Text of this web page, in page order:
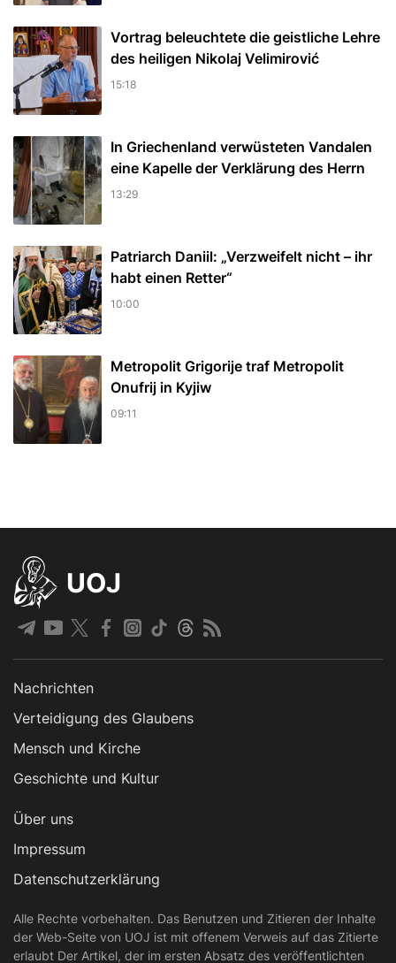
Vortrag beleuchtete die geistliche Lehre
des heiligen Nikolaj Velimirović
15:18
In Griechenland verwüsteten Vandalen
eine Kapelle der Verklärung des Herrn
13:29
Patriarch Daniil: „Verzweifelt nicht – ihr
habt einen Retter“
10:00
Metropolit Grigorije traf Metropolit
Onufrij in Kyjiw
09:11
UOJ
Nachrichten
Verteidigung des Glaubens
Mensch und Kirche
Geschichte und Kultur
Über uns
Impressum
Datenschutzerklärung
Alle Rechte vorbehalten. Das Benutzen und Zitieren der Inhalte
der Web-Seite von UOJ ist mit offenem Verweis auf das Zitierte
erlaubt Der Artikel, der im ersten Absatz des veröffentlichten